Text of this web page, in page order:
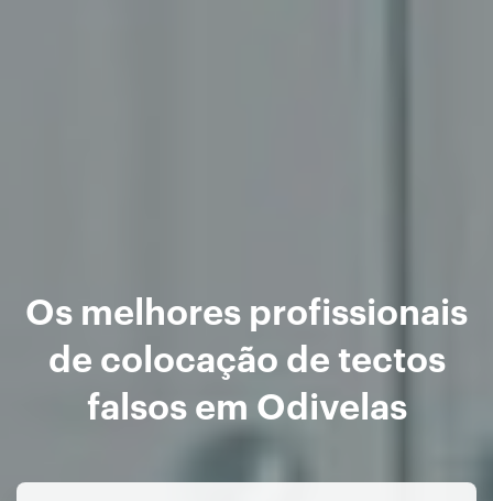
Os melhores profissionais
de colocação de tectos
falsos em Odivelas